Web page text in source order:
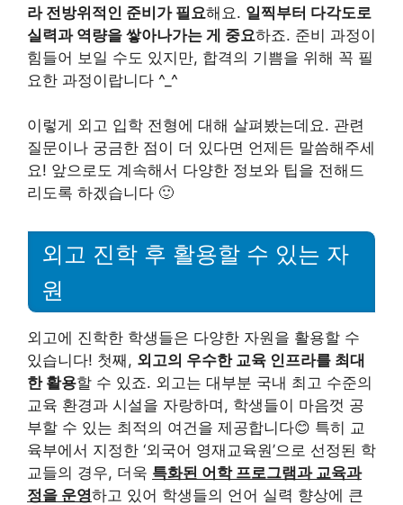
라 전방위적인 준비가 필요해요. 일찍부터 다각도로
실력과 역량을 쌓아나가는 게 중요하죠. 준비 과정이
힘들어 보일 수도 있지만, 합격의 기쁨을 위해 꼭 필
요한 과정이랍니다 ^_^
이렇게 외고 입학 전형에 대해 살펴봤는데요. 관련
질문이나 궁금한 점이 더 있다면 언제든 말씀해주세
요! 앞으로도 계속해서 다양한 정보와 팁을 전해드
리도록 하겠습니다 🙂
외고 진학 후 활용할 수 있는 자
원
외고에 진학한 학생들은 다양한 자원을 활용할 수
있습니다! 첫째, 외고의 우수한 교육 인프라를 최대
한 활용할 수 있죠. 외고는 대부분 국내 최고 수준의
교육 환경과 시설을 자랑하며, 학생들이 마음껏 공
부할 수 있는 최적의 여건을 제공합니다😊 특히 교
육부에서 지정한 ‘외국어 영재교육원’으로 선정된 학
교들의 경우, 더욱 특화된 어학 프로그램과 교육과
정을 운영하고 있어 학생들의 언어 실력 향상에 큰